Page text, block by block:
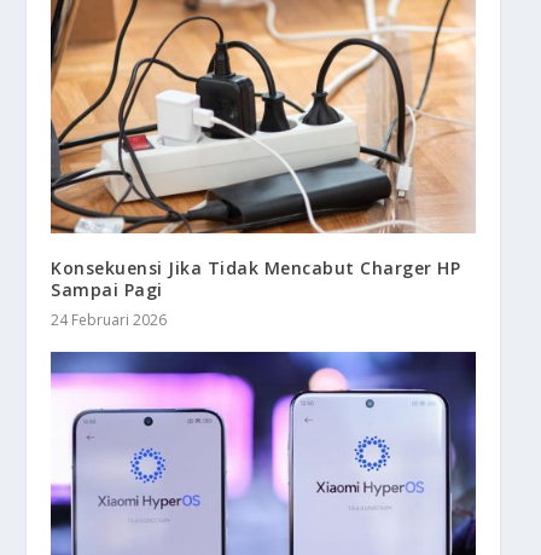
Konsekuensi Jika Tidak Mencabut Charger HP
Sampai Pagi
24 Februari 2026